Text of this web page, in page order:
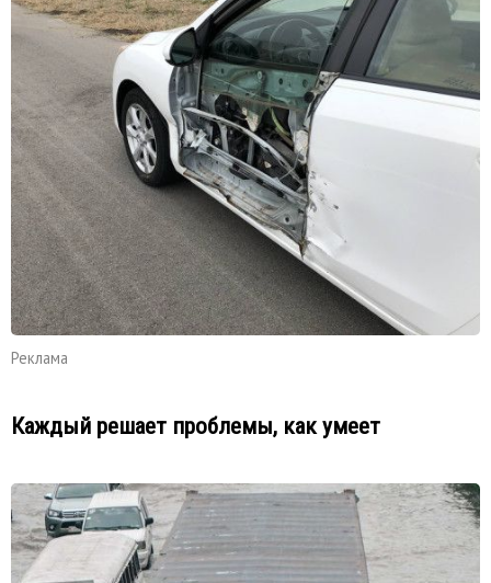
Реклама
Каждый решает проблемы, как умеет